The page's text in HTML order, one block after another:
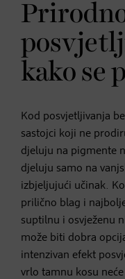
kako se
Kod posvjetljivanja
sastojci koji ne
djeluju na pigmente
djeluju samo na
izbjeljujući učinak.
prilično blag i
suptilnu i osvježenu
može biti dobra
intenzivan efekt
vrlo tamnu kosu